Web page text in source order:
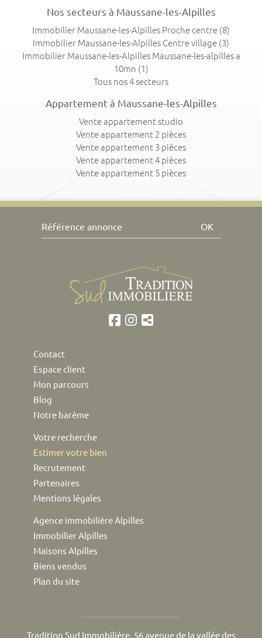
Nos secteurs à Maussane-les-Alpilles
Immobilier Maussane-les-Alpilles Proche centre (8)
Immobilier Maussane-les-Alpilles Centre village (3)
Immobilier Maussane-les-Alpilles Maussane-les-alpilles a
10mn (1)
Tous nos 4 secteurs
Appartement à Maussane-les-Alpilles
Vente appartement studio
Vente appartement 2 pièces
Vente appartement 3 pièces
Vente appartement 4 pièces
Vente appartement 5 pièces
OK
Contact
Espace client
Mon parcours
Blog
Notre barème
Votre recherche
Estimer votre bien
Recrutement
Partenaires
Mentions légales
Agence immobilière Alpilles
Immobilier Alpilles
Maisons Alpilles
Biens vendus
Plan du site
Tradition Sud Immobilière, 56 avenue de la vallée des